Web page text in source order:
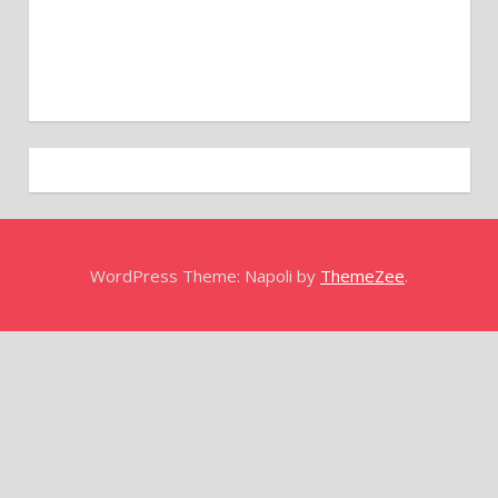
WordPress Theme: Napoli by ThemeZee.